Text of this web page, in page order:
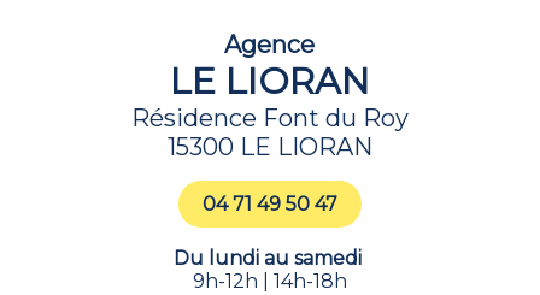
Agence
LE LIORAN
Résidence Font du Roy
15300 LE LIORAN
04 71 49 50 47
Du lundi au samedi
9h-12h | 14h-18h